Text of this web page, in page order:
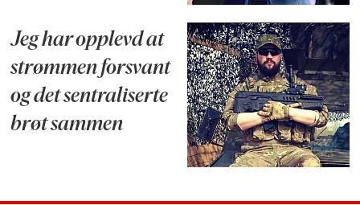
Jeg har opplevd at
strømmen forsvant
og det sentraliserte
brøt sammen